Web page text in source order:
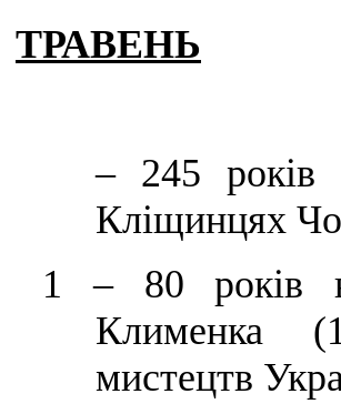
ТРАВЕНЬ
–245 років
Кліщинцях
1–80 років
Клименка
мистецтв